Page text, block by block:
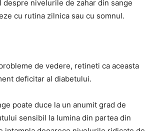
nivelurile de zahar din sange
cu rutina zilnica sau cu somnul.
de vedere, retineti ca aceasta
deficitar al diabetului.
poate duce la un anumit grad de
sensibil la lumina din partea din